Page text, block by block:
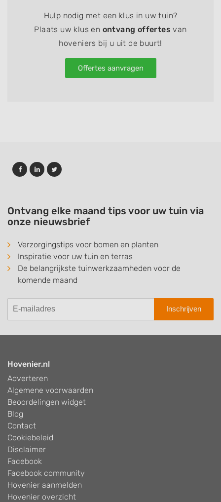
Hulp nodig met een klus in uw tuin?
Plaats uw klus en ontvang offertes van
hoveniers bij u uit de buurt!
Offertes aanvragen
Ontvang elke maand tips voor uw tuin via
onze nieuwsbrief
Verzorgingstips voor bomen en planten
Inspiratie voor uw tuin en terras
De belangrijkste tuinwerkzaamheden voor de
komende maand
Inschrijven
Hovenier.nl
Adverteren
Algemene voorwaarden
Beoordelingen widget
Blog
Contact
Cookiebeleid
Disclaimer
Facebook
Facebook community
Hovenier aanmelden
Hovenier overzicht